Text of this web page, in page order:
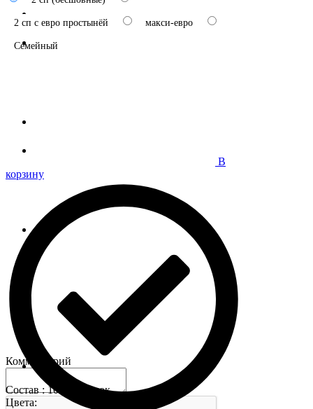
2 сп с евро простынёй макси-евро
Семейный
В
корзину
Состав : 100% хлопок
Цвета:
Комментарий